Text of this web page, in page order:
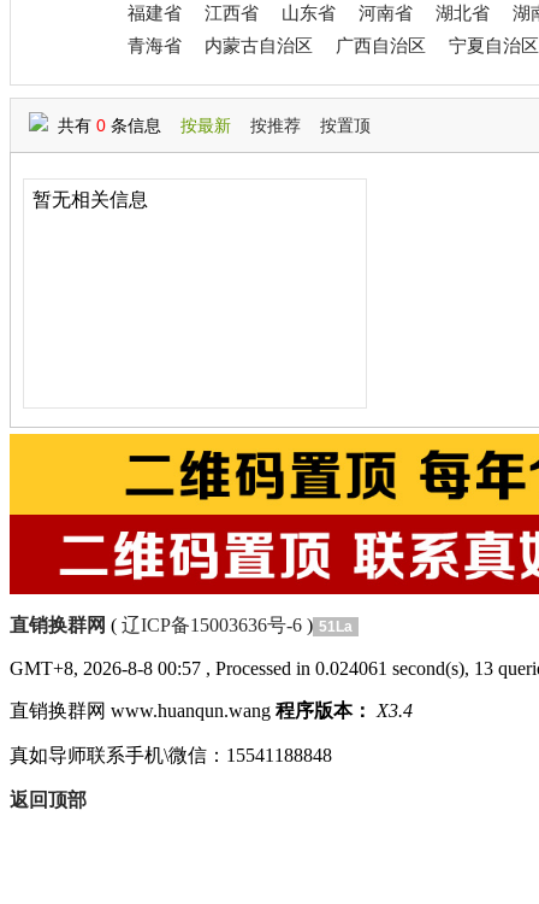
福建省
江西省 山东省 河南省 湖北省
湖
青海省
内蒙古自治区 广西自治区 宁夏自治区
共有 0 条信息 按最新 按推荐 按置顶
暂无相关信息
直销换群网 ( 辽ICP备15003636号-6 ) 51La
GMT+8, 2026-8-8 00:57 , Processed in 0.024061 second(s), 13
直销换群网 www.huanqun.wang 程序版本： X3.4
真如导师联系手机\微信：15541188848
返回顶部